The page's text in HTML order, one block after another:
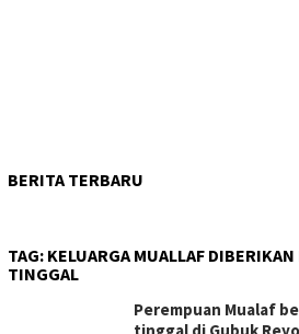
BERITA TERBARU
TAG: KELUARGA MUALLAF
TINGGAL
Perempuan Mualaf